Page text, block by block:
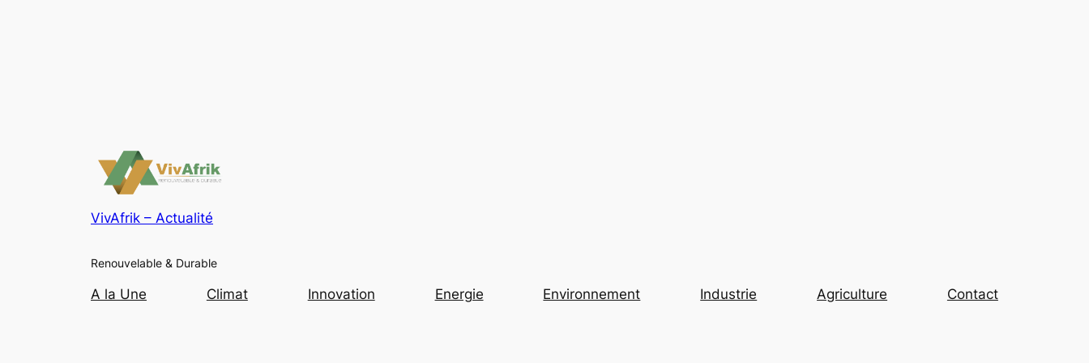
VivAfrik – Actualité
Renouvelable & Durable
A la Une Climat Innovation Energie Environnement Industrie Agriculture Contact